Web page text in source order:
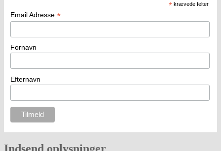
* krævede felter
Email Adresse *
Fornavn
Efternavn